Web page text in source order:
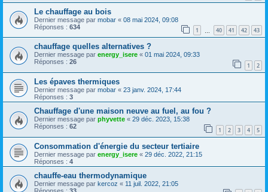
Le chauffage au bois
Dernier message par mobar « 08 mai 2024, 09:08
Réponses : 634 1 40 41 42 43
chauffage quelles alternatives ?
Dernier message par energy_isere « 01 mai 2024, 09:33
Réponses : 26 1 2
Les épaves thermiques
Dernier message par mobar « 23 janv. 2024, 17:44
Réponses : 3
Chauffage d'une maison neuve au fuel, au fou ?
Dernier message par phyvette « 29 déc. 2023, 15:38
Réponses : 62 1 2 3 4 5
Consommation d'énergie du secteur tertiaire
Dernier message par energy_isere « 29 déc. 2022, 21:15
Réponses : 4
chauffe-eau thermodynamique
Dernier message par kercoz « 11 juil. 2022, 21:05